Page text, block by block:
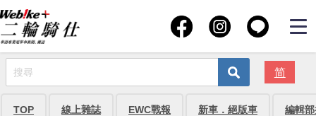
简
TOP 線上雜誌 EWC戰報 新車．絕版車 編輯